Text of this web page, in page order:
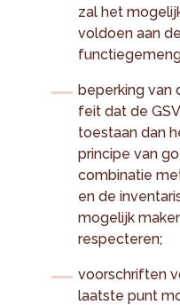
zal het
voldoen aan
beperking van
feit dat de
toestaan dan
principe van
combinatie
en de
mogelijk
respecteren;
voorschriften
laatste punt